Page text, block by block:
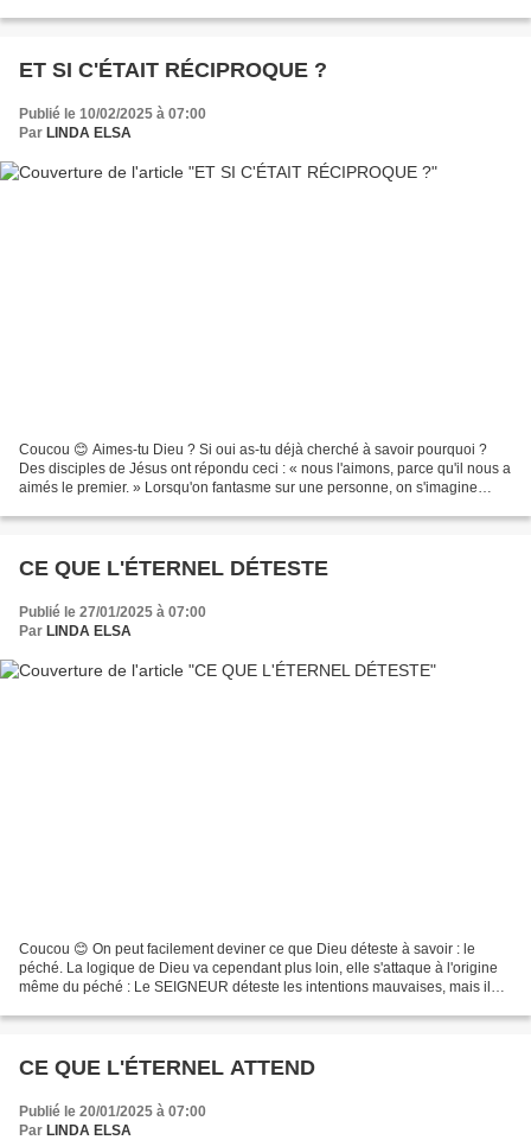
ET SI C'ÉTAIT RÉCIPROQUE ?
Publié le 10/02/2025 à 07:00
Par LINDA ELSA
Coucou 😊 Aimes-tu Dieu ? Si oui as-tu déjà cherché à savoir pourquoi ?
Des disciples de Jésus ont répondu ceci : « nous l'aimons, parce qu'il nous a
aimés le premier. » Lorsqu'on fantasme sur une personne, on s'imagine
CE QUE L'ÉTERNEL DÉTESTE
Publié le 27/01/2025 à 07:00
Par LINDA ELSA
Coucou 😊 On peut facilement deviner ce que Dieu déteste à savoir : le
péché. La logique de Dieu va cependant plus loin, elle s'attaque à l'origine
même du péché : Le SEIGNEUR déteste les intentions mauvaises, mais il
CE QUE L'ÉTERNEL ATTEND
Publié le 20/01/2025 à 07:00
Par LINDA ELSA